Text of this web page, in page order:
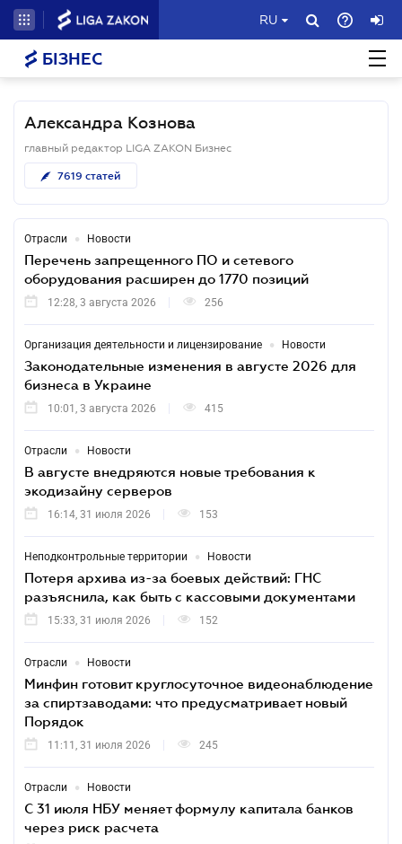
RU
БІЗНЕС
Александра Кознова
главный редактор LIGA ZAKON Бизнес
7619 статей
Отрасли • Новости
Перечень запрещенного ПО и сетевого
оборудования расширен до 1770 позиций
12:28, 3 августа 2026 256
Организация деятельности и лицензирование • Новости
Законодательные изменения в августе 2026 для
бизнеса в Украине
10:01, 3 августа 2026 415
Отрасли • Новости
В августе внедряются новые требования к
экодизайну серверов
16:14, 31 июля 2026 153
Неподконтрольные территории • Новости
Потеря архива из-за боевых действий: ГНС
разъяснила, как быть с кассовыми документами
15:33, 31 июля 2026 152
Отрасли • Новости
Минфин готовит круглосуточное видеонаблюдение
за спиртзаводами: что предусматривает новый
Порядок
11:11, 31 июля 2026 245
Отрасли • Новости
С 31 июля НБУ меняет формулу капитала банков
через риск расчета